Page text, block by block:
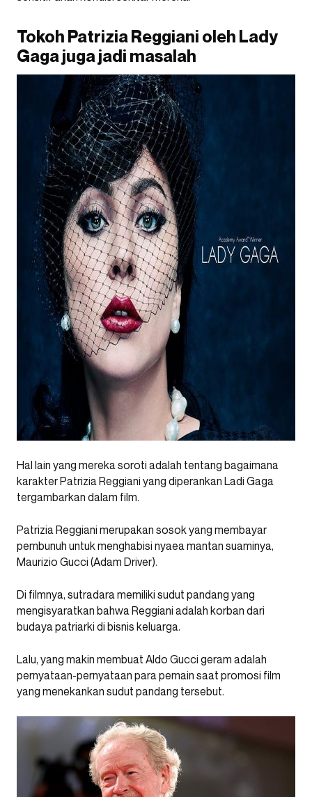
Tokoh Patrizia Reggiani oleh Lady
Gaga juga jadi masalah
Hal lain yang mereka soroti adalah tentang bagaimana
karakter Patrizia Reggiani yang diperankan Ladi Gaga
tergambarkan dalam film.
Patrizia Reggiani merupakan sosok yang membayar
pembunuh untuk menghabisi nyaea mantan suaminya,
Maurizio Gucci (Adam Driver).
Di filmnya, sutradara memiliki sudut pandang yang
mengisyaratkan bahwa Reggiani adalah korban dari
budaya patriarki di bisnis keluarga.
Lalu, yang makin membuat Aldo Gucci geram adalah
pernyataan-pernyataan para pemain saat promosi film
yang menekankan sudut pandang tersebut.